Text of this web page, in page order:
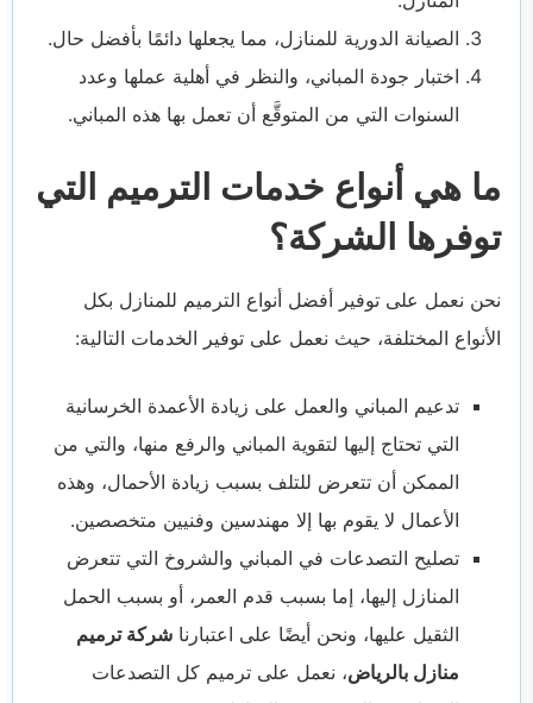
الصيانة الدورية للمنازل، مما يجعلها دائمًا بأفضل حال.
اختبار جودة المباني، والنظر في أهلية عملها وعدد
السنوات التي من المتوقَّع أن تعمل بها هذه المباني.
ما هي أنواع خدمات الترميم التي
توفرها الشركة؟
نحن نعمل على توفير أفضل أنواع الترميم للمنازل بكل
الأنواع المختلفة، حيث نعمل على توفير الخدمات التالية:
تدعيم المباني والعمل على زيادة الأعمدة الخرسانية
التي تحتاج إليها لتقوية المباني والرفع منها، والتي من
الممكن أن تتعرض للتلف بسبب زيادة الأحمال، وهذه
الأعمال لا يقوم بها إلا مهندسين وفنيين متخصصين.
تصليح التصدعات في المباني والشروخ التي تتعرض
المنازل إليها، إما بسبب قدم العمر، أو بسبب الحمل
الثقيل عليها، ونحن أيضًا على اعتبارنا شركة ترميم
منازل بالرياض، نعمل على ترميم كل التصدعات